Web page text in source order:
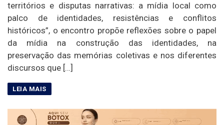
territórios e disputas narrativas: a mídia local como
palco de identidades, resistências e conflitos
históricos”, o encontro propõe reflexões sobre o papel
da mídia na construção das identidades, na
preservação das memórias coletivas e nos diferentes
discursos que […]